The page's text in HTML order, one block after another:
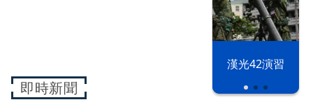
漢光42演習
即時新聞